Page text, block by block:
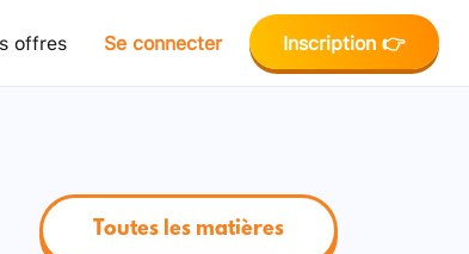
offres Se connecter Inscription 👉
Toutes les matières